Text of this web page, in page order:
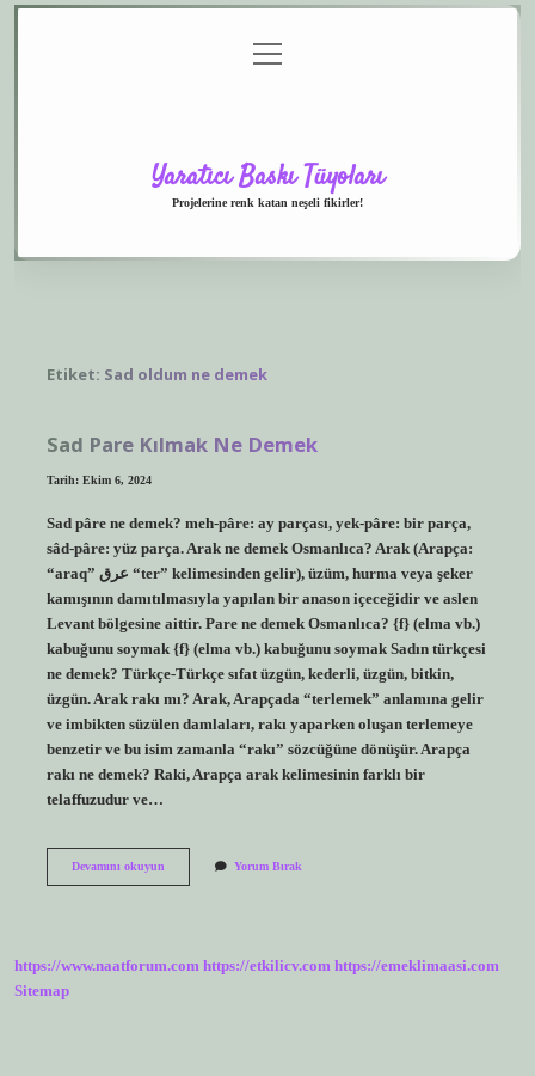
menüyü
aç
Yaratıcı Baskı Tüyoları
Projelerine renk katan neşeli fikirler!
Etiket: Sad oldum ne demek
Sad Pare Kılmak Ne Demek
Tarih: Ekim 6, 2024
Sad pâre ne demek? meh-pâre: ay parçası, yek-pâre: bir parça,
sâd-pâre: yüz parça. Arak ne demek Osmanlıca? Arak (Arapça:
“araq” ﻋﺮﻕ “ter” kelimesinden gelir), üzüm, hurma veya şeker
kamışının damıtılmasıyla yapılan bir anason içeceğidir ve aslen
Levant bölgesine aittir. Pare ne demek Osmanlıca? {f} (elma vb.)
kabuğunu soymak {f} (elma vb.) kabuğunu soymak Sadın türkçesi
ne demek? Türkçe-Türkçe sıfat üzgün, kederli, üzgün, bitkin,
üzgün. Arak rakı mı? Arak, Arapçada “terlemek” anlamına gelir
ve imbikten süzülen damlaları, rakı yaparken oluşan terlemeye
benzetir ve bu isim zamanla “rakı” sözcüğüne dönüşür. Arapça
rakı ne demek? Raki, Arapça arak kelimesinin farklı bir
telaffuzudur ve…
Devamını okuyunSad
Yorum Bırak
https://www.naatforum.com https://etkilicv.com https://emeklimaasi.com
Sitemap